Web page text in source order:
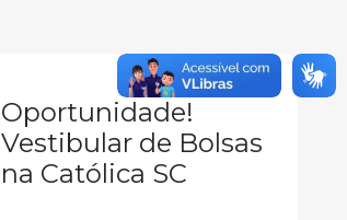
Oportunidade!
Vestibular de Bolsas
na Católica SC